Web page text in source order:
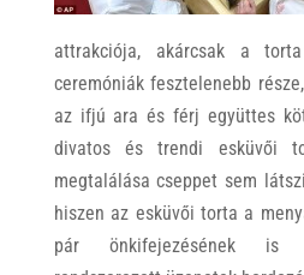
attrakciója, akárcsak a
ceremóniák fesztelenebb
az ifjú ara és férj együttes
divatos és trendi esküvői
megtalálása cseppet sem
hiszen az esküvői torta a
pár önkifejezésének is